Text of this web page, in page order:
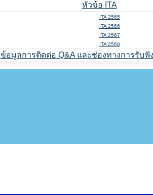
หัวข้อ ITA
ITA 2565
ITA 2566
ITA 2567
ITA 2568
ข้อมูลการติดต่อ Q&A และช่องทางการรับฟั